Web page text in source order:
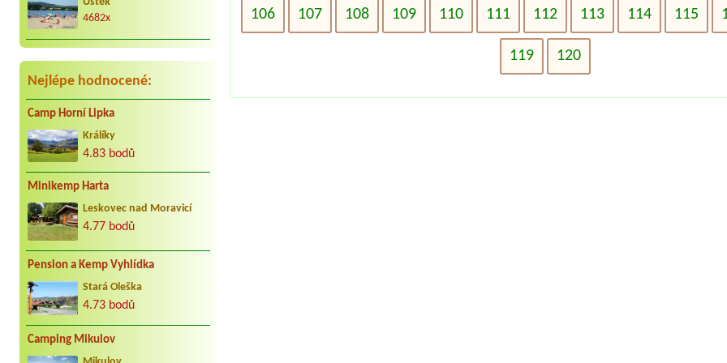
kar. cca 25 let do Jindřiše vždy
radostně. Děkujeme Vaculovi, Brno.
4682x
Nejlépe hodnocené:
Camp Horní Lipka
Králíky
4.83 bodů
Minikemp Harta
Leskovec nad Moravicí
4.77 bodů
Pension a Kemp Vyhlídka
Stará Oleška
4.73 bodů
Camping Mikulov
106 107 108 109 110 111 112 113 114 115
119 120